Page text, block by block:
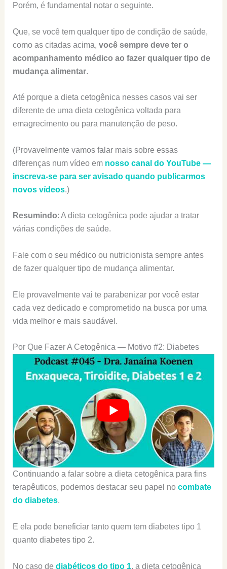
Porém, é fundamental notar o seguinte.
Que, se você tem qualquer tipo de condição de saúde,
como as citadas acima, você sempre deve ter o
acompanhamento médico ao fazer qualquer tipo de
mudança alimentar.
Até porque a dieta cetogênica nesses casos vai ser
diferente de uma dieta cetogênica voltada para
emagrecimento ou para manutenção de peso.
(Provavelmente vamos falar mais sobre essas
diferenças num vídeo em nosso canal do YouTube —
inscreva-se para ser avisado quando publicarmos
novos vídeos.)
Resumindo: A dieta cetogênica pode ajudar a tratar
várias condições de saúde.
Fale com o seu médico ou nutricionista sempre antes
de fazer qualquer tipo de mudança alimentar.
Ele provavelmente vai te parabenizar por você estar
cada vez dedicado e comprometido na busca por uma
vida melhor e mais saudável.
Por Que Fazer A Cetogênica — Motivo #2: Diabetes
Continuando a falar sobre a dieta cetogênica para fins
terapêuticos, podemos destacar seu papel no combate
do diabetes.
E ela pode beneficiar tanto quem tem diabetes tipo 1
quanto diabetes tipo 2.
No caso de diabéticos do tipo 1, a dieta cetogênica